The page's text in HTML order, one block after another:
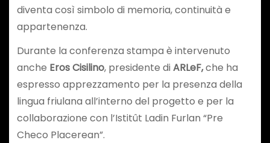
diventa così simbolo di memoria, continuità e
appartenenza.
Durante la conferenza stampa è intervenuto
anche Eros Cisilino, presidente diARLeF,che ha
espresso apprezzamento per la presenza della
lingua friulana all’interno del progetto e per la
collaborazione con l’Istitût Ladin Furlan “Pre
Checo Placerean”.